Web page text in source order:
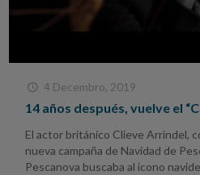
4 Decembro, 2019
14 años después, vuelve el
El actor británico Clieve Arrindel,
nueva campaña de Navidad de
Pescanova buscaba al icono